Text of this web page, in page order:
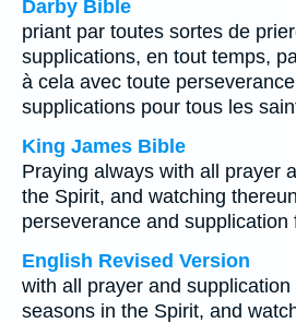
Darby Bible
priant par toutes sortes de
supplications, en tout temps,
à cela avec toute
supplications pour tous les
King James Bible
Praying always with all prayer
the Spirit, and watching
perseverance and supplication
English Revised Version
with all prayer and supplication
seasons in the Spirit, and